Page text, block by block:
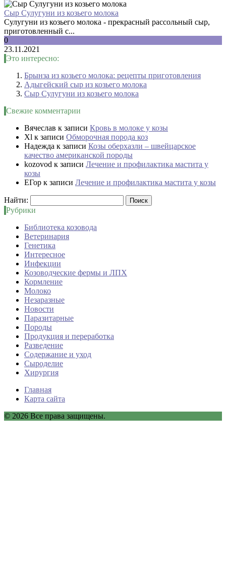
Сыр Сулугуни из козьего молока
Сулугуни из козьего молока - прекрасный рассольный сыр,
приготовленный с...
0
23.11.2021
Это интересно:
Брынза из козьего молока: рецепты приготовления
Адыгейский сыр из козьего молока
Сыр Сулугуни из козьего молока
Свежие комментарии
Вячеслав к записи Кровь в молоке у козы
Xl к записи Обморочная порода коз
Надежда к записи Козы оберхазли – швейцарское
качество американской породы
kozovod к записи Лечение и профилактика мастита у
козы
ЕГор к записи Лечение и профилактика мастита у козы
Найти:
Рубрики
Библиотека козовода
Ветеринария
Генетика
Интересное
Инфекции
Козоводческие фермы и ЛПХ
Кормление
Молоко
Незаразные
Новости
Паразитарные
Породы
Продукция и переработка
Разведение
Содержание и уход
Сыроделие
Хирургия
Главная
Карта сайта
© 2026 Все права защищены.